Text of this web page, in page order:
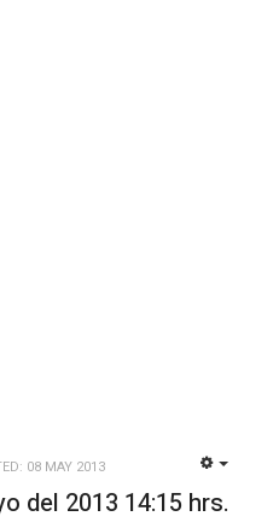
08 MAY 2013
del 2013 14:15 hrs.